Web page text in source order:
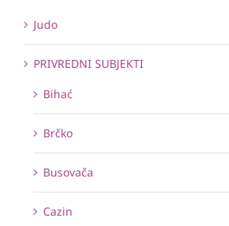
Judo
PRIVREDNI SUBJEKTI
Bihać
Brčko
Busovača
Cazin